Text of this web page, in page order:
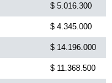
$ 5.016.300
$ 4.345.000
$ 14.196.000
$ 11.368.500